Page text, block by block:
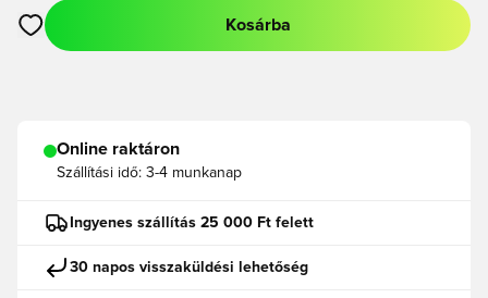
Megnyit egy modált a bejelentkezéshez vagy a tagként való
Kosárba
Online raktáron
Szállítási idő: 3-4 munkanap
Ingyenes szállítás 25 000 Ft felett
30 napos visszaküldési lehetőség